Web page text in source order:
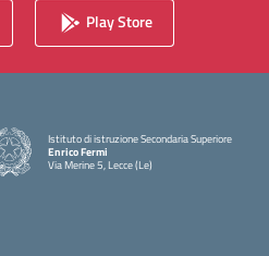
Play Store
Istituto di istruzione Secondaria Superiore
Enrico Fermi
Via Merine 5, Lecce (Le)